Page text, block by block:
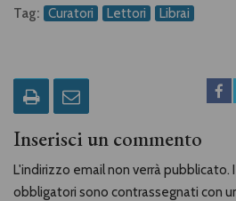
Tag: Curatori Lettori Librai
Inserisci un commento
L'indirizzo email non verrà pubblicato.
obbligatori sono contrassegnati con